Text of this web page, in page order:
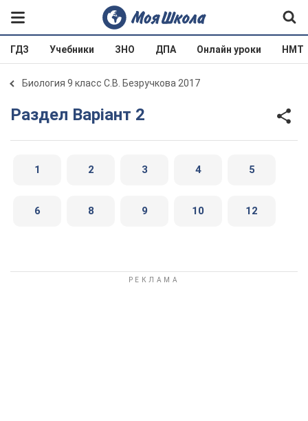
ГДЗ Учебники ЗНО ДПА Онлайн уроки НМТ
Биология 9 класс С.В. Безручкова 2017
Раздел Варіант 2
1 2 3 4 5
6 8 9 10 12